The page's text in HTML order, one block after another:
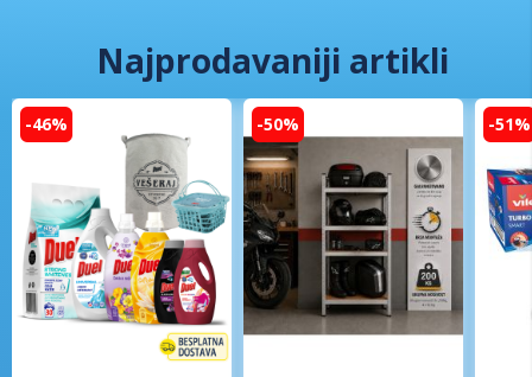
Najprodavaniji artikli
-46% -50% -51%